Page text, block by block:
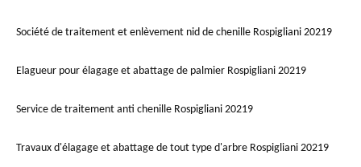
Société de traitement et enlèvement nid de chenille Rospigliani 20219
Elagueur pour élagage et abattage de palmier Rospigliani 20219
Service de traitement anti chenille Rospigliani 20219
Travaux d'élagage et abattage de tout type d'arbre Rospigliani 20219